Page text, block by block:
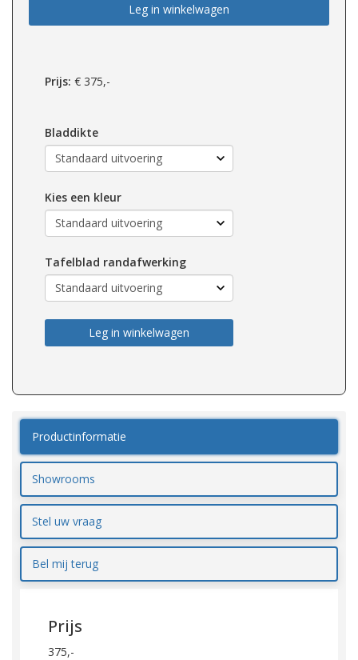
Leg in winkelwagen
Prijs: € 375,-
Bladdikte
Kies een kleur
Tafelblad randafwerking
Leg in winkelwagen
Productinformatie
Showrooms
Stel uw vraag
Bel mij terug
Prijs
375,-